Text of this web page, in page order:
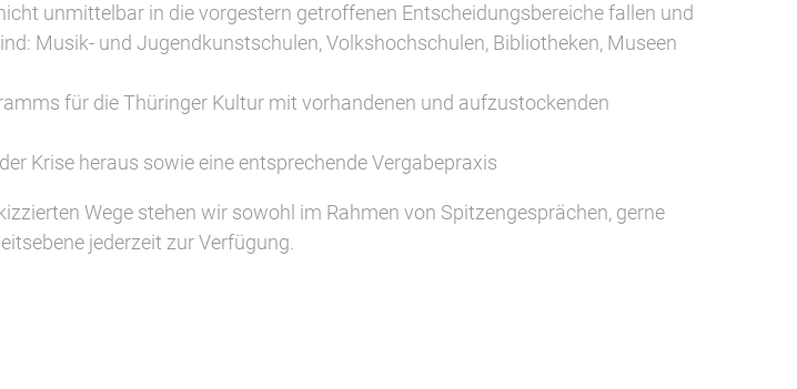
unmittelbar in die vorgestern getroffenen Entscheidungsbereiche fallen und
Musik- und Jugendkunstschulen, Volkshochschulen, Bibliotheken, Museen
für die Thüringer Kultur mit vorhandenen und aufzustockenden
Krise heraus sowie eine entsprechende Vergabepraxis
Wege stehen wir sowohl im Rahmen von Spitzengesprächen, gerne
jederzeit zur Verfügung.